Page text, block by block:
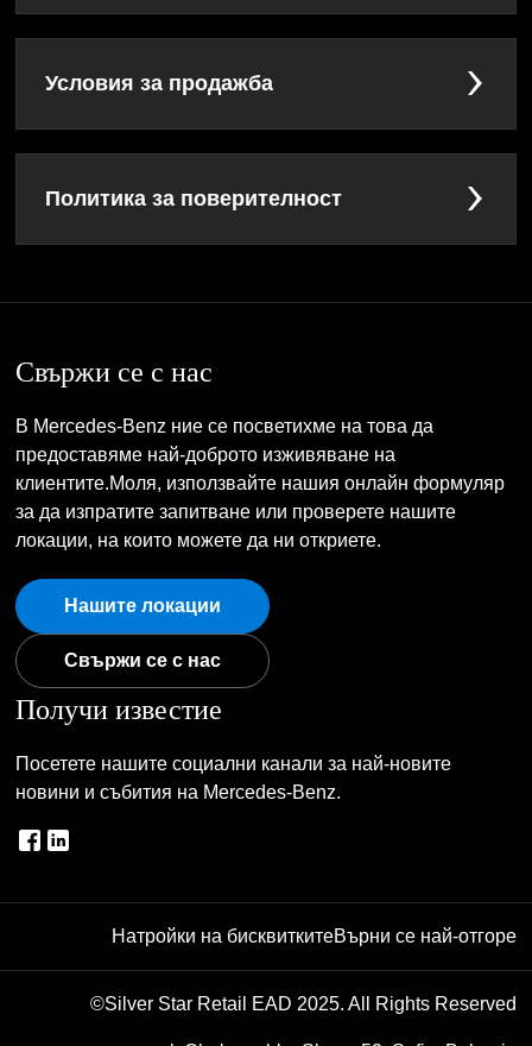
Условия за продажба
Политика за поверителност
Свържи се с нас
В Mercedes-Benz ние се посветихме на това да
предоставяме най-доброто изживяване на
клиентите.Моля, използвайте нашия онлайн формуляр
за да изпратите запитване или проверете нашите
локации, на които можете да ни откриете.
Нашите локации
Свържи се с нас
Получи известие
Посетете нашите социални канали за най-новите
новини и събития на Mercedes-Benz.
Натройки на бисквиткитеВърни се най-отгоре
©Silver Star Retail EAD 2025. All Rights Reserved